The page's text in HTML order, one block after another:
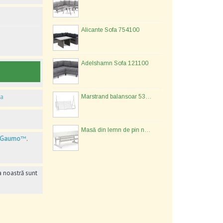
Alicante Sofa 754100
Adelshamn Sofa 121100
Marstrand balansoar 533477
Masă din lemn de pin nordic - 134577
Gaumo™.
noastră sunt